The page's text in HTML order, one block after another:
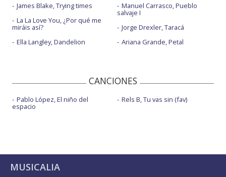
James Blake, Trying times
La La Love You, ¿Por qué me
miráis así?
Ella Langley, Dandelion
Manuel Carrasco, Pueblo
salvaje I
Jorge Drexler, Taracá
Ariana Grande, Petal
CANCIONES
Pablo López, El niño del
espacio
Rels B, Tu vas sin (fav)
MUSICALIA